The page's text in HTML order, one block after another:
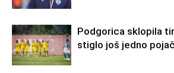
Podgorica sklopila
stiglo još jedno